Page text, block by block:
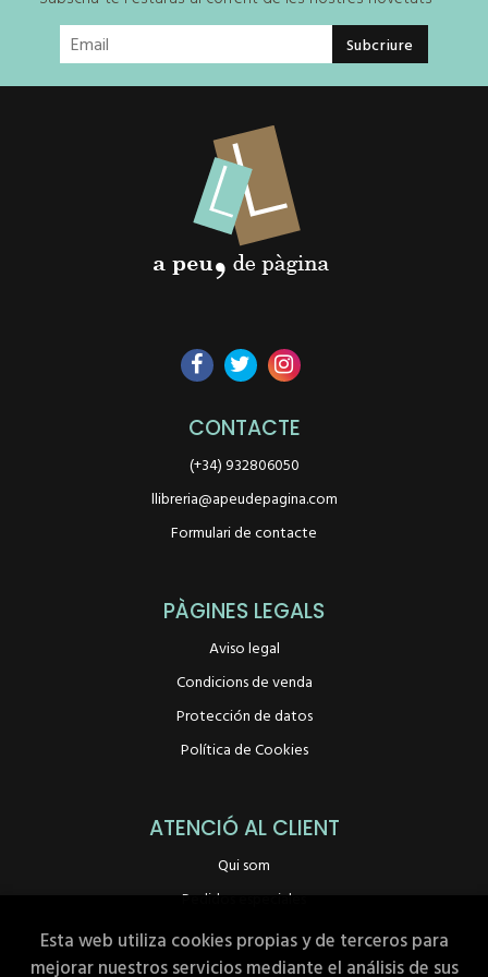
CONTACTE
(+34) 932806050
llibreria@apeudepagina.com
Formulari de contacte
PÀGINES LEGALS
Aviso legal
Condicions de venda
Protección de datos
Política de Cookies
ATENCIÓ AL CLIENT
Qui som
Pedidos especiales
Esta web utiliza cookies propias y de terceros para
mejorar nuestros servicios mediante el análisis de sus